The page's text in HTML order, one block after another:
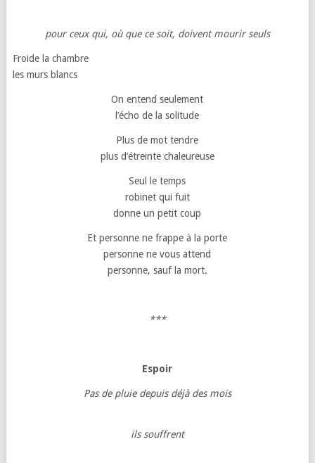
pour ceux qui, où que ce soit, doivent mourir seuls
Froide la chambre
les murs blancs
On entend seulement
l’écho de la solitude
Plus de mot tendre
plus d’étreinte chaleureuse
Seul le temps
robinet qui fuit
donne un petit coup
Et personne ne frappe à la porte
personne ne vous attend
personne, sauf la mort.
***
Espoir
Pas de pluie depuis déjà des mois
ils souffrent